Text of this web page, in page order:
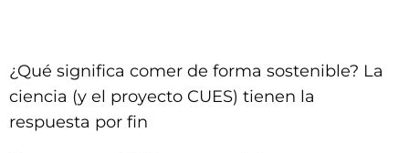
¿Qué significa comer de forma sostenible? La
ciencia (y el proyecto CUES) tienen la
respuesta por fin